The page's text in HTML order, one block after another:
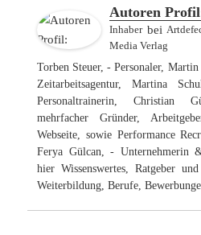
Autoren
Inhaberbei
Media Verlag
Torben Steuer, - Personaler,
Zeitarbeitsagentur, Martina
Personaltrainerin, Christian
mehrfacher Gründer,
Webseite, sowie Performance
Ferya Gülcan, - Unternehmerin
hier Wissenswertes, Ratgeber
Weiterbildung, Berufe,